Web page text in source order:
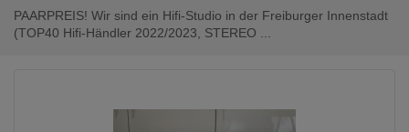
PAARPREIS! Wir sind ein Hifi-Studio in der Freiburger Innenstadt
(TOP40 Hifi-Händler 2022/2023, STEREO ...